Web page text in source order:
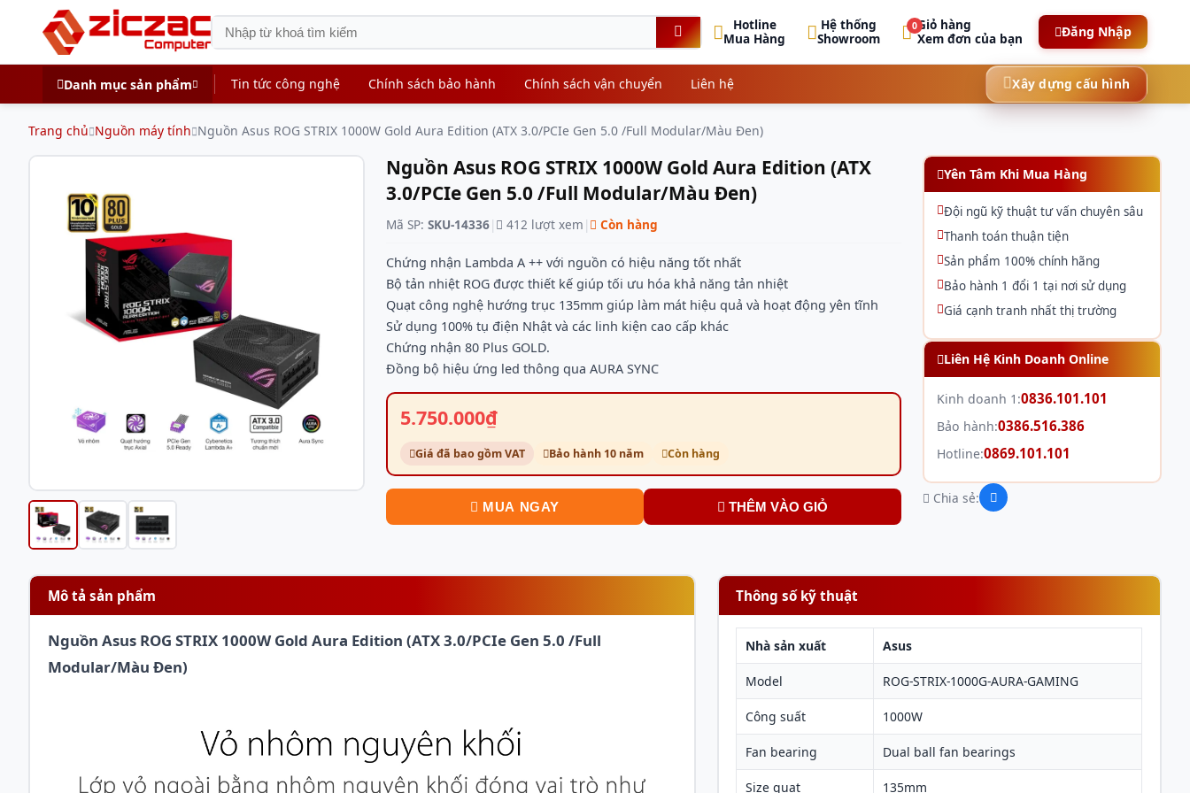
Hotline
Mua Hàng
Hệ thống
Showroom
0Giỏ hàng
Xem đơn của bạn
Đăng Nhập
Danh mục sản phẩm Tin tức công nghệ Chính sách bảo hành Chính sách vận chuyển Liên hệ Xây dựng cấu hình
Trang chủ Nguồn máy tính Nguồn Asus ROG STRIX 1000W Gold Aura Edition (ATX 3.0/PCIe Gen 5.0 /Full Modular/Màu Đen)
Nguồn Asus ROG STRIX 1000W Gold Aura Edition (ATX
3.0/PCIe Gen 5.0 /Full Modular/Màu Đen)
Mã SP: SKU-14336| 412 lượt xem | Còn hàng
Chứng nhận Lambda A ++ với nguồn có hiệu năng tốt nhất
Bộ tản nhiệt ROG được thiết kế giúp tối ưu hóa khả năng tản nhiệt
Quạt công nghệ hướng trục 135mm giúp làm mát hiệu quả và hoạt động yên tĩnh
Sử dụng 100% tụ điện Nhật và các linh kiện cao cấp khác
Chứng nhận 80 Plus GOLD.
Đồng bộ hiệu ứng led thông qua AURA SYNC
5.750.000₫
Giá đã bao gồm VAT Bảo hành 10 năm Còn hàng
MUA NGAY THÊM VÀO GIỎ
Yên Tâm Khi Mua Hàng
Đội ngũ kỹ thuật tư vấn chuyên sâu
Thanh toán thuận tiện
Sản phẩm 100% chính hãng
Bảo hành 1 đổi 1 tại nơi sử dụng
Giá cạnh tranh nhất thị trường
Liên Hệ Kinh Doanh Online
Kinh doanh 1:0836.101.101
Bảo hành:0386.516.386
Hotline:0869.101.101
Chia sẻ:
Mô tả sản phẩm
Nguồn Asus ROG STRIX 1000W Gold Aura Edition (ATX 3.0/PCIe Gen 5.0 /Full
Modular/Màu Đen)
Thông số kỹ thuật
Nhà sản xuất Asus
Model ROG-STRIX-1000G-AURA-GAMING
Công suất 1000W
Fan bearing Dual ball fan bearings
Size quạt 135mm